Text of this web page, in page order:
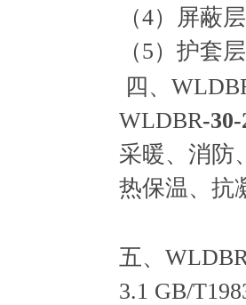
（4）屏蔽
（5）护套
四、
WLDBR-30-
采暖、消防
热保温、抗
五、
3.1 GB/